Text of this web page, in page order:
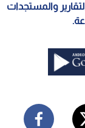
والمستجدات